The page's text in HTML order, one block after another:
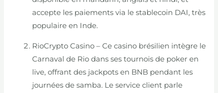
accepte les paiements via le stablecoin DAI, très
populaire en Inde.
RioCrypto Casino – Ce casino brésilien intègre le
Carnaval de Rio dans ses tournois de poker en
live, offrant des jackpots en BNB pendant les
journées de samba. Le service client parle